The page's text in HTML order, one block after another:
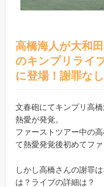
高橋海人が大和
のキンプリライ
に登場！謝罪な
文春砲にてキンプリ高
熱愛が発覚。
ファーストツアー中の
て熱愛発覚後初めてフ
しかし高橋さんの謝罪
は？ライブの詳細は？